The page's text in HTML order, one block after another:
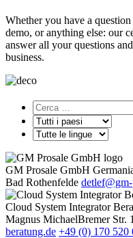
Whether you have a
demo, or anything else: our
answer all your questions
business.
GM Prosale GmbH
Bad Rothenfelde
Cloud System Integrator
Magnus MichaelBremer Str.
beratung.de +49 (0) 170 520